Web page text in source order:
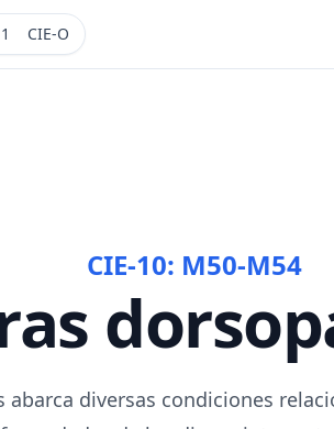
CIE-O
CIE-10: M50-M54
abarca diversas condiciones